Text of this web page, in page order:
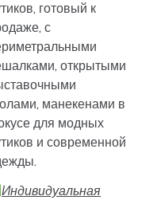
готовый к
с
открытыми
манекенами в
для модных
и современной
Индивидуальная